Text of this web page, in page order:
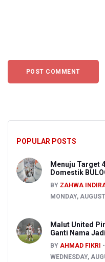
POPULAR POSTS
Menuju Target
Domestik
BY ZAHWA
MONDAY,
Malut United
Ganti Nama
BY AHMAD FIKRI
WEDNESDAY,